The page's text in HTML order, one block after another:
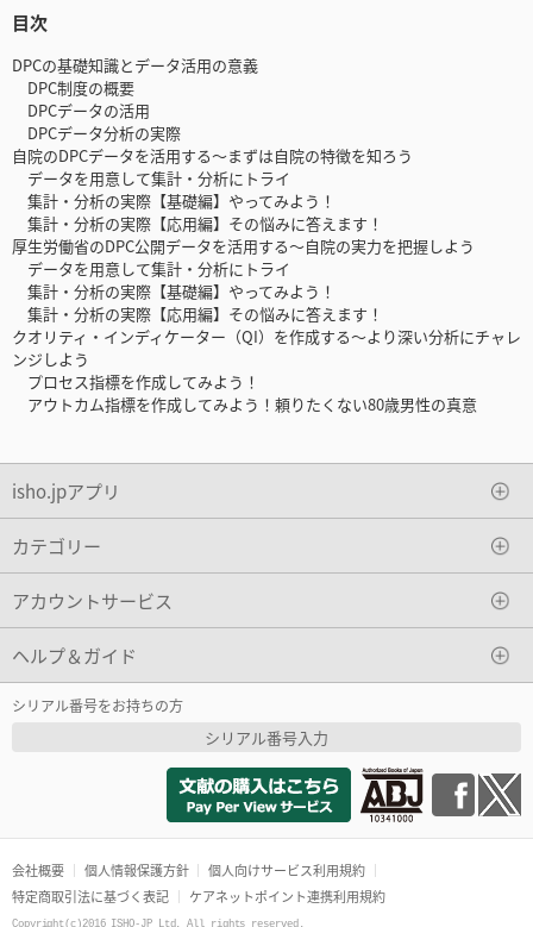
目次
DPCの基礎知識とデータ活用の意義
DPC制度の概要
DPCデータの活用
DPCデータ分析の実際
自院のDPCデータを活用する～まずは自院の特徴を知ろう
データを用意して集計・分析にトライ
集計・分析の実際【基礎編】やってみよう！
集計・分析の実際【応用編】その悩みに答えます！
厚生労働省のDPC公開データを活用する～自院の実力を把握しよう
データを用意して集計・分析にトライ
集計・分析の実際【基礎編】やってみよう！
集計・分析の実際【応用編】その悩みに答えます！
クオリティ・インディケーター（QI）を作成する～より深い分析にチャレ
ンジしよう
プロセス指標を作成してみよう！
アウトカム指標を作成してみよう！頼りたくない80歳男性の真意
isho.jpアプリ
カテゴリー
アカウントサービス
ヘルプ＆ガイド
シリアル番号をお持ちの方
シリアル番号入力
会社概要 個人情報保護方針
個人向けサービス利用規約
特定商取引法に基づく表記
ケアネットポイント連携利用規約